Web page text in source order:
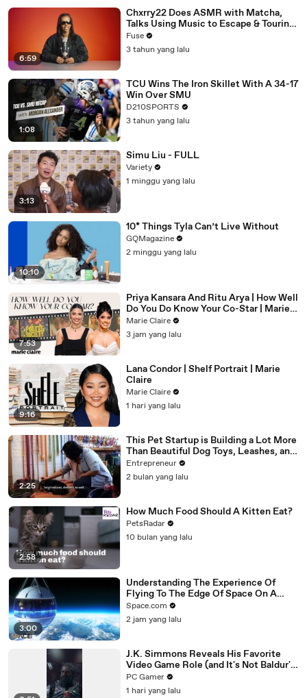
6:59
Chxrry22 Does ASMR with Matcha,
Talks Using Music to Escape & Touring
with The Weeknd
Fuse
3 tahun yang lalu
1:08
TCU Wins The Iron Skillet With A 34-17
Win Over SMU
D210SPORTS
3 tahun yang lalu
3:13
Simu Liu - FULL
Variety
1 minggu yang lalu
10:10
10* Things Tyla Can’t Live Without
GQMagazine
2 minggu yang lalu
7:53
Priya Kansara And Ritu Arya | How Well
Do You Do Know Your Co-Star | Marie
Claire
Marie Claire
3 jam yang lalu
9:16
Lana Condor | Shelf Portrait | Marie
Claire
Marie Claire
1 hari yang lalu
2:25
This Pet Startup is Building a Lot More
Than Beautiful Dog Toys, Leashes, and
Collars
Entrepreneur
2 bulan yang lalu
2:58
How Much Food Should A Kitten Eat?
PetsRadar
10 bulan yang lalu
3:00
Understanding The Experience Of
Flying To The Edge Of Space On A
'Spaceship Neptune' Balloon Ride
Space.com
2 jam yang lalu
J.K. Simmons Reveals His Favorite
Video Game Role (and It's Not Baldur's
Gate 3)
PC Gamer
1 hari yang lalu